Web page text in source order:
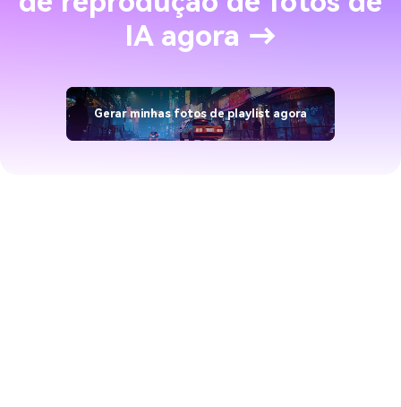
IA agora →
Gerar minhas fotos de playlist agora